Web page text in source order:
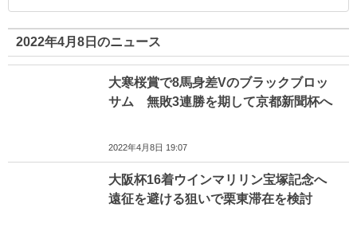
2022年4月8日のニュース
大寒桜賞で8馬身差Vのブラックブロッ
サム 無敗3連勝を期して京都新聞杯へ
2022年4月8日 19:07
大阪杯16着ウインマリリン宝塚記念へ
遠征を避ける狙いで栗東滞在を検討